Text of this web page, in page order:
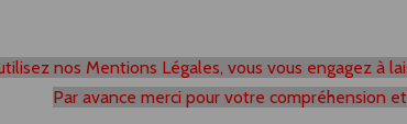
nos Mentions Légales, vous vous engagez à
Par avance merci pour votre compréhension